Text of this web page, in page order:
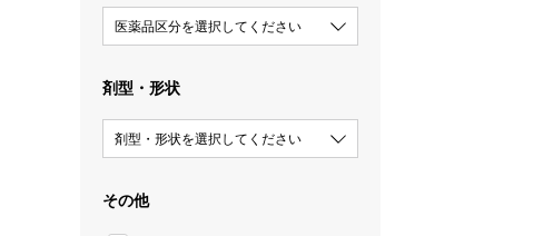
医薬品区分を選択してください
剤型・形状
剤型・形状を選択してください
その他